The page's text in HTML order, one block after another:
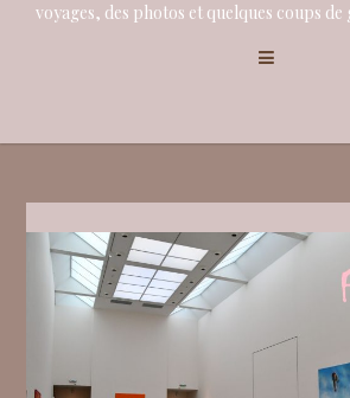
voyages, des photos et quelques coups de